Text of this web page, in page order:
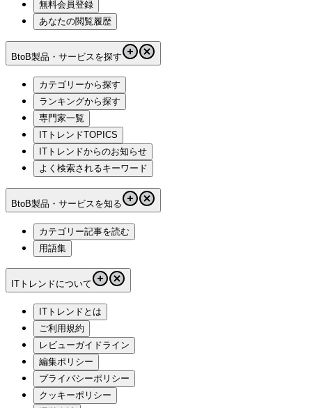
無料会員登録
あなたの閲覧履歴
BtoB製品・サービスを探す
カテゴリーから探す
ランキングから探す
専門家一覧
ITトレンドTOPICS
ITトレンドからのお知らせ
よく検索されるキーワード
BtoB製品・サービスを知る
カテゴリー記事を読む
用語集
ITトレンドについて
ITトレンドとは
ご利用規約
レビューガイドライン
編集ポリシー
プライバシーポリシー
クッキーポリシー